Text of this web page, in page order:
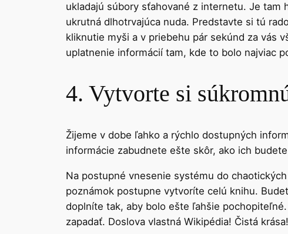
ukladajú súbory sťahované z internetu. Je
ukrutná dlhotrvajúca nuda. Predstavte si tú
kliknutie myši a v priebehu pár sekúnd za vás
uplatnenie informácií tam, kde to bolo najviac
4. Vytvorte si
Žijeme v dobe ľahko a rýchlo dostupných
informácie zabudnete ešte skôr, ako ich
Na postupné vnesenie systému do
poznámok postupne vytvoríte celú knihu.
doplníte tak, aby bolo ešte ľahšie
zapadať. Doslova vlastná Wikipédia! Čistá